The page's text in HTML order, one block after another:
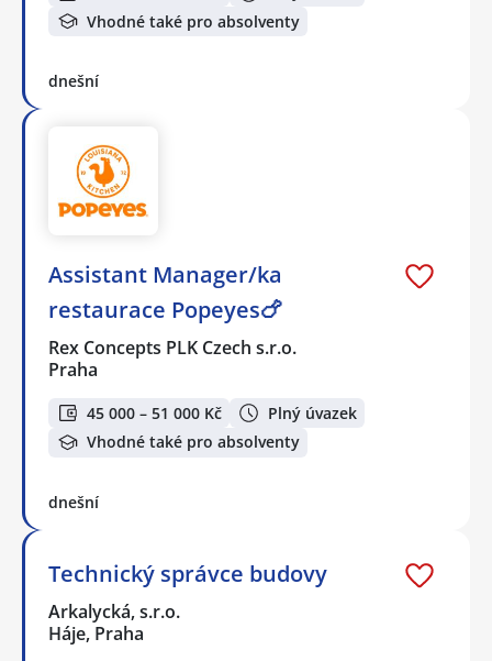
Vhodné také pro absolventy
dnešní
Assistant Manager/ka
restaurace Popeyes🍗
Rex Concepts PLK Czech s.r.o.
Praha
45 000 – 51 000 Kč
Plný úvazek
Vhodné také pro absolventy
dnešní
Technický správce budovy
Arkalycká, s.r.o.
Háje, Praha